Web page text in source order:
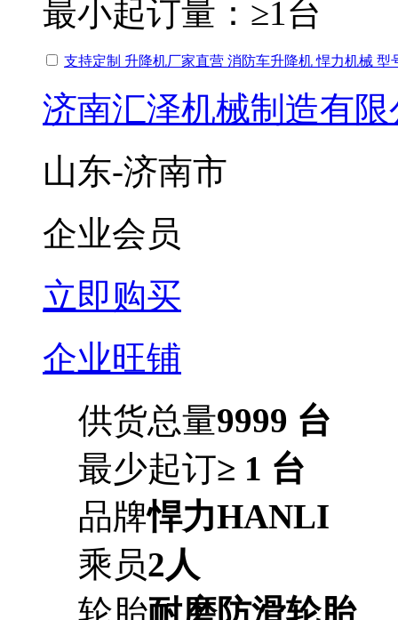
最小起订量： ≥1台
支持定制 升降机厂家直营 消防车升降机 悍力机械 型
济南汇泽机械制造有限
山东-济南市
企业会员
立即购买
企业旺铺
供货总量9999 台
最少起订≥ 1 台
品牌悍力HANLI
乘员2人
轮胎耐磨防滑轮胎